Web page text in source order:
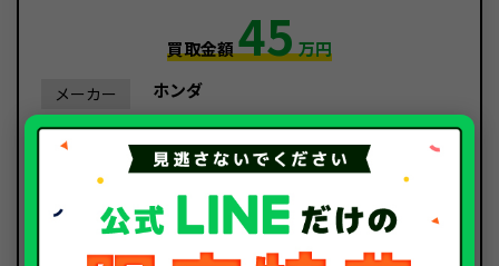
買取金額45万円
メーカー ホンダ
車種 N-BOX
年式 平成28年/2016年
走行距離 87,000km
種別 廃車